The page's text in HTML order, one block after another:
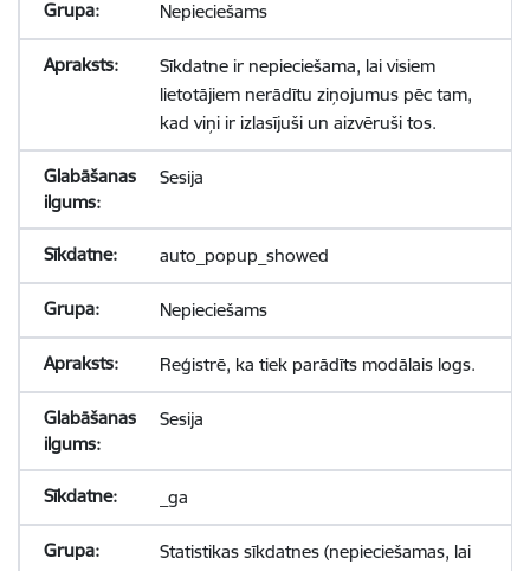
Nepieciešams
Sīkdatne ir nepieciešama, lai visiem
lietotājiem nerādītu ziņojumus pēc tam,
kad viņi ir izlasījuši un aizvēruši tos.
Sesija
auto_popup_showed
Nepieciešams
Reģistrē, ka tiek parādīts modālais logs.
Sesija
_ga
Statistikas sīkdatnes (nepieciešamas, lai